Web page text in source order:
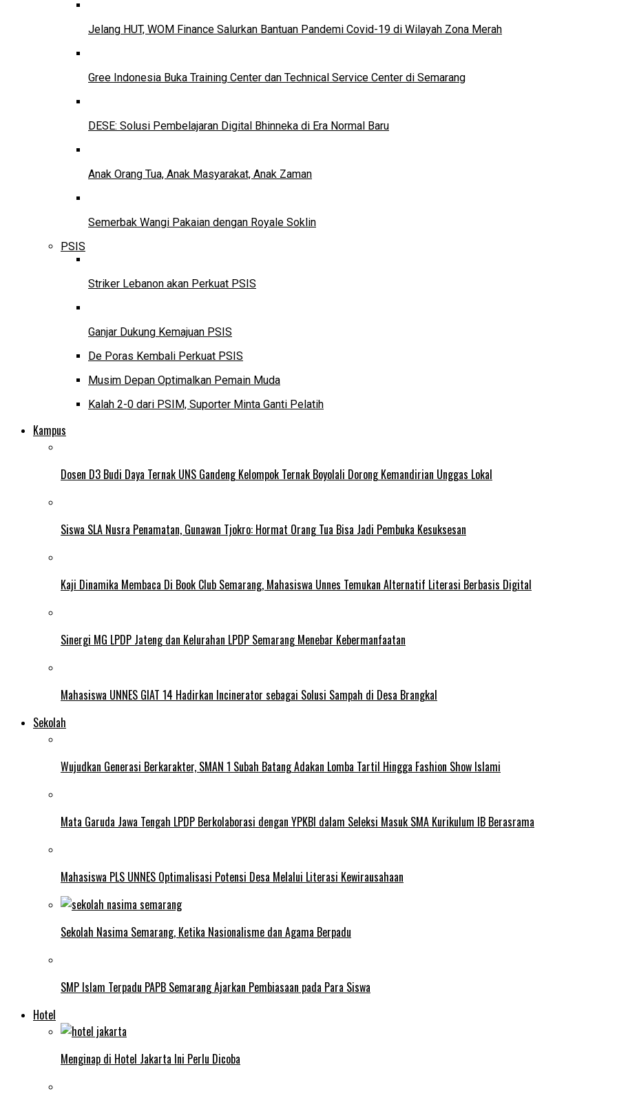
Jelang HUT, WOM Finance Salurkan Bantuan Pandemi Covid-19 di Wilayah Zona Merah
Gree Indonesia Buka Training Center dan Technical Service Center di Semarang
DESE: Solusi Pembelajaran Digital Bhinneka di Era Normal Baru
Anak Orang Tua, Anak Masyarakat, Anak Zaman
Semerbak Wangi Pakaian dengan Royale Soklin
PSIS
Striker Lebanon akan Perkuat PSIS
Ganjar Dukung Kemajuan PSIS
De Poras Kembali Perkuat PSIS
Musim Depan Optimalkan Pemain Muda
Kalah 2-0 dari PSIM, Suporter Minta Ganti Pelatih
Kampus
Dosen D3 Budi Daya Ternak UNS Gandeng Kelompok Ternak Boyolali Dorong Kemandirian Unggas Lokal
Siswa SLA Nusra Penamatan, Gunawan Tjokro: Hormat Orang Tua Bisa Jadi Pembuka Kesuksesan
Kaji Dinamika Membaca Di Book Club Semarang, Mahasiswa Unnes Temukan Alternatif Literasi Berbasis Digital
Sinergi MG LPDP Jateng dan Kelurahan LPDP Semarang Menebar Kebermanfaatan
Mahasiswa UNNES GIAT 14 Hadirkan Incinerator sebagai Solusi Sampah di Desa Brangkal
Sekolah
Wujudkan Generasi Berkarakter, SMAN 1 Subah Batang Adakan Lomba Tartil Hingga Fashion Show Islami
Mata Garuda Jawa Tengah LPDP Berkolaborasi dengan YPKBI dalam Seleksi Masuk SMA Kurikulum IB Berasrama
Mahasiswa PLS UNNES Optimalisasi Potensi Desa Melalui Literasi Kewirausahaan
Sekolah Nasima Semarang, Ketika Nasionalisme dan Agama Berpadu
SMP Islam Terpadu PAPB Semarang Ajarkan Pembiasaan pada Para Siswa
Hotel
Menginap di Hotel Jakarta Ini Perlu Dicoba